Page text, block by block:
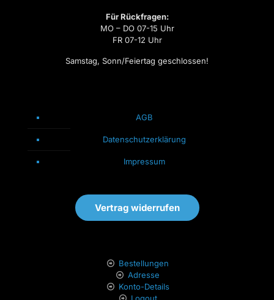
Für Rückfragen:
MO – DO 07-15 Uhr
FR 07-12 Uhr
Samstag, Sonn/Feiertag geschlossen!
AGB
Datenschutzerklärung
Impressum
Vertrag widerrufen
Bestellungen
Adresse
Konto-Details
Logout